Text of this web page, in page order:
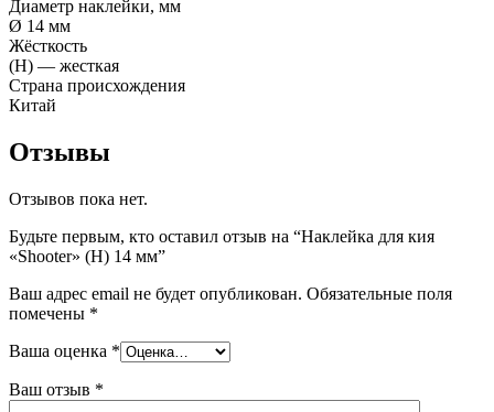
Диаметр наклейки, мм
Ø 14 мм
Жёсткость
(H) — жесткая
Страна происхождения
Китай
Отзывы
Отзывов пока нет.
Будьте первым, кто оставил отзыв на “Наклейка для кия
«Shooter» (H) 14 мм”
Ваш адрес email не будет опубликован. Обязательные поля
помечены *
Ваша оценка *
Ваш отзыв *